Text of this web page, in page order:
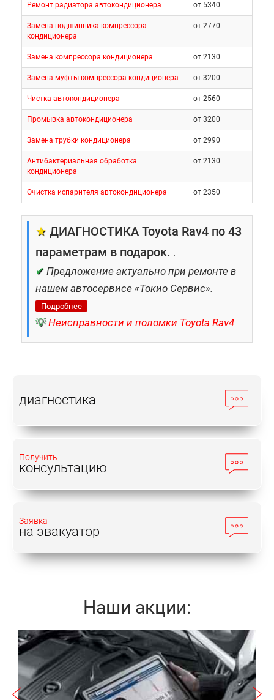
Ремонт радиатора автокондиционера от 5340
Замена подшипника компрессора
кондиционера
от 2770
Замена компрессора кондиционера от 2130
Замена муфты компрессора кондиционера от 3200
Чистка автокондиционера от 2560
Промывка автокондиционера от 3200
Замена трубки кондиционера от 2990
Антибактериальная обработка
кондиционера
от 2130
Очистка испарителя автокондиционера от 2350
★ ДИАГНОСТИКА Toyota Rav4 по 43
параметрам в подарок. .
✔ Предложение актуально при ремонте в
нашем автосервисе «Токио Сервис».
Подробнее
💡 Неисправности и поломки Toyota Rav4
диагностика
Получить
консультацию
Заявка
на эвакуатор
Наши акции:
Записаться